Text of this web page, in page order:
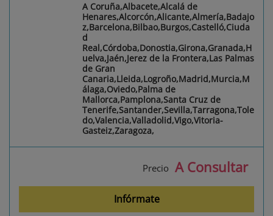
A Coruña,Albacete,Alcalá de
Henares,Alcorcón,Alicante,Almería,Badajo
z,Barcelona,Bilbao,Burgos,Castelló,Ciuda
d
Real,Córdoba,Donostia,Girona,Granada,H
uelva,Jaén,Jerez de la Frontera,Las Palmas
de Gran
Canaria,Lleida,Logroño,Madrid,Murcia,M
álaga,Oviedo,Palma de
Mallorca,Pamplona,Santa Cruz de
Tenerife,Santander,Sevilla,Tarragona,Tole
do,Valencia,Valladolid,Vigo,Vitoria-
Gasteiz,Zaragoza,
Precio A Consultar
Infórmate